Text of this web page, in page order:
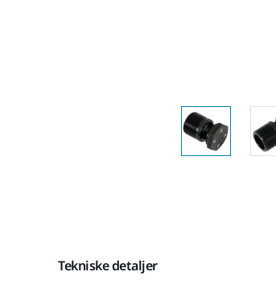
Tekniske detaljer